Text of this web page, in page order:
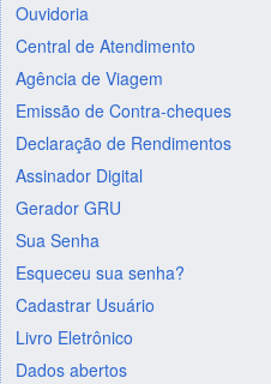
Ouvidoria
Central de Atendimento
Agência de Viagem
Emissão de Contra-cheques
Declaração de Rendimentos
Assinador Digital
Gerador GRU
Sua Senha
Esqueceu sua senha?
Cadastrar Usuário
Livro Eletrônico
Dados abertos